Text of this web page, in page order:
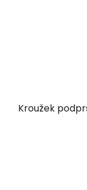
Kroužek